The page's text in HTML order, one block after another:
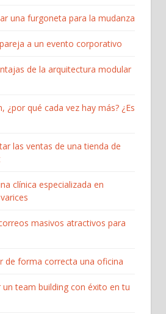
una furgoneta para la mudanza
a un evento corporativo
de la arquitectura modular
¿por qué cada vez hay más? ¿Es
las ventas de una tienda de
clínica especializada en
masivos atractivos para
de forma correcta una oficina
un team building con éxito en tu